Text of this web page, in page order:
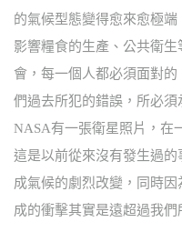
的氣候型態變得愈來愈極
影響糧食的生產、公共衛
會，每一個人都必須面對
們過去所犯的錯誤，所必須
NASA有一張衛星照片，在
這是以前從來沒有發生過
成氣候的劇烈改變，同時
成的衝擊其實是遠超過我們